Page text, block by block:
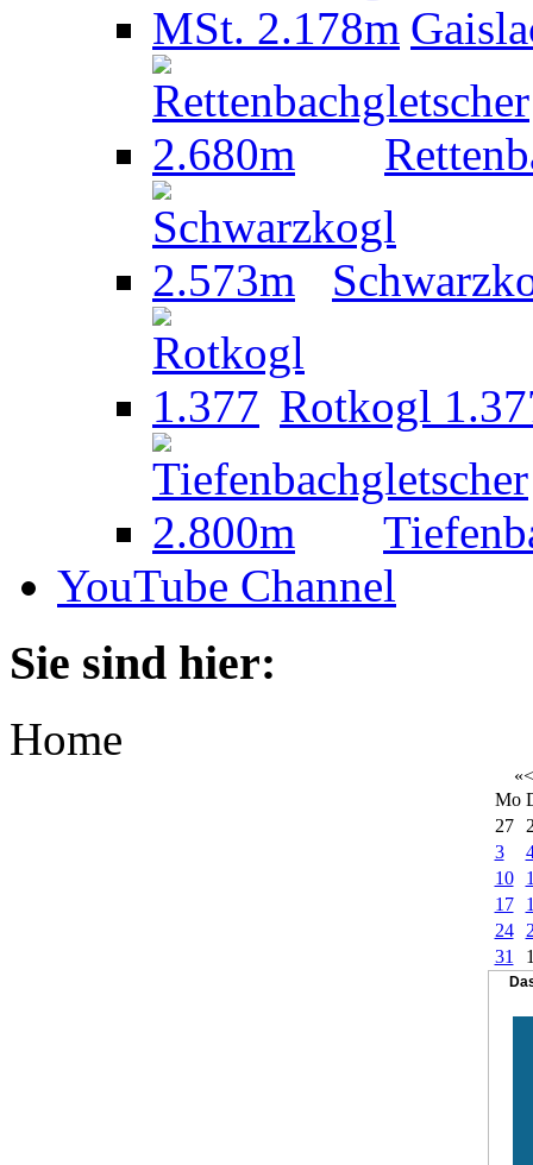
Rotkogl
YouTube Channel
Sie sind hier:
Home
«<
Mo
27
3
10
17
24
31